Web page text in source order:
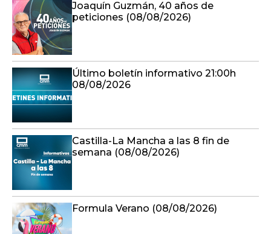
Joaquín Guzmán, 40 años de
peticiones (08/08/2026)
Último boletín informativo 21:00h
08/08/2026
Castilla-La Mancha a las 8 fin de
semana (08/08/2026)
Formula Verano (08/08/2026)